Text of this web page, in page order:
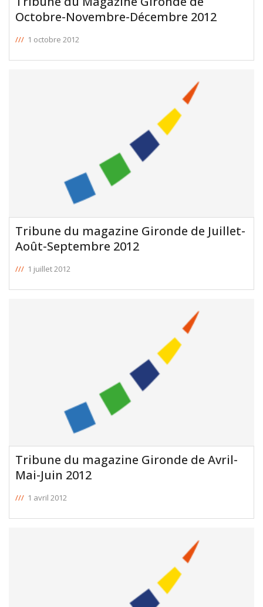
Octobre-Novembre-Décembre 2012
/// 1 octobre 2012
Tribune du magazine Gironde de Juillet-
Août-Septembre 2012
/// 1 juillet 2012
Tribune du magazine Gironde de Avril-
Mai-Juin 2012
/// 1 avril 2012